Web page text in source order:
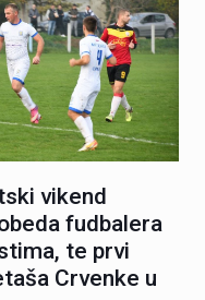
vikend
fudbalera
te prvi
Crvenke u